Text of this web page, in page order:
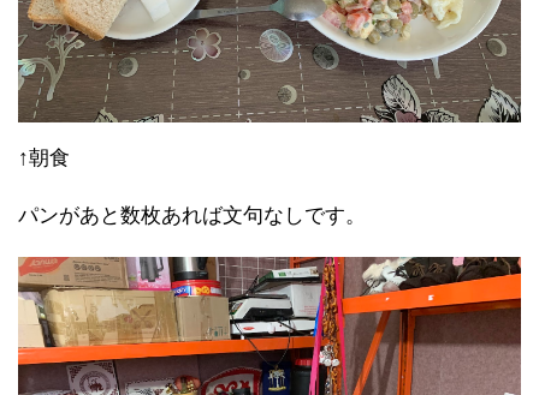
↑朝食
パンがあと数枚あれば文句なしです。